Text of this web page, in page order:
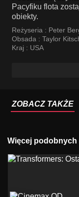
Pacyfiku flota
obiekty.
Reżyseria : Peter
Obsada : Taylor
Kraj : USA
ZOBACZ TAKŻE
Więcej podobnych